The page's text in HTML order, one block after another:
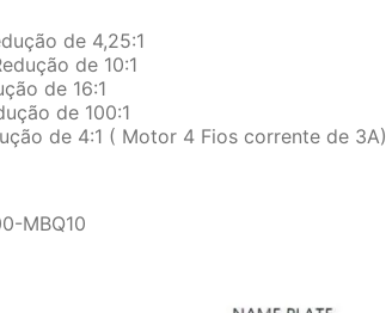
de 4,25:1
de 10:1
de 16:1
de 100:1
de 4:1 ( Motor 4 Fios corrente de 3A)
MBQ10